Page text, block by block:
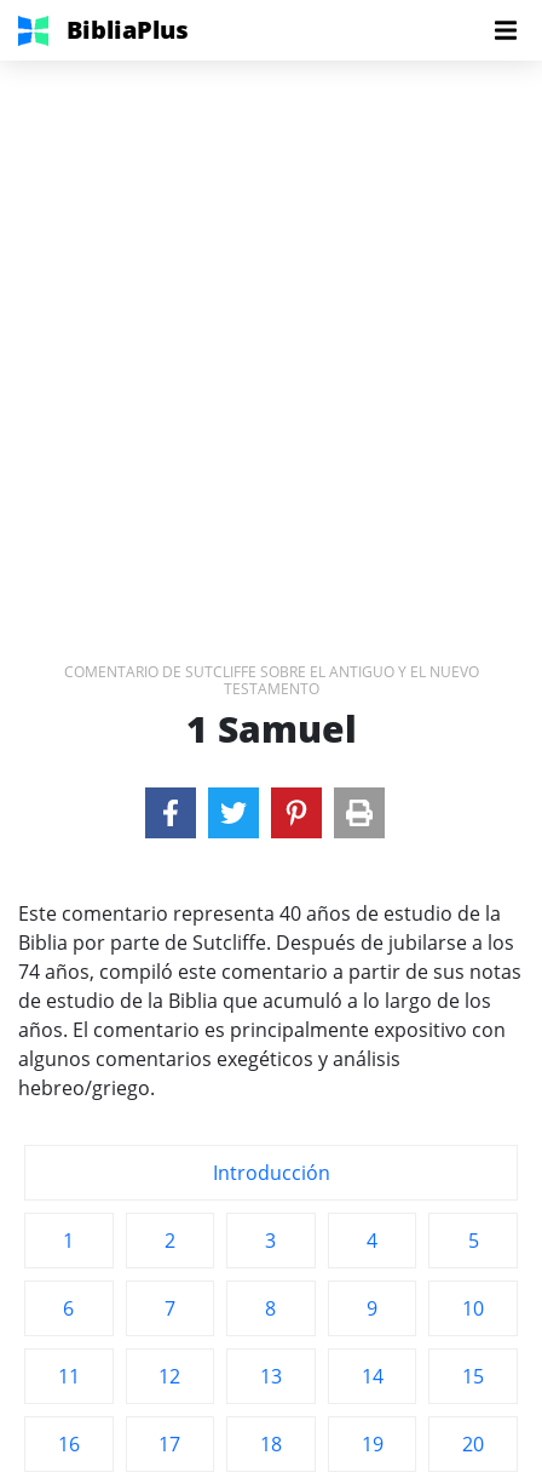
BibliaPlus
COMENTARIO DE SUTCLIFFE SOBRE EL ANTIGUO Y EL NUEVO
TESTAMENTO
1 Samuel
Este comentario representa 40 años de estudio de la
Biblia por parte de Sutcliffe. Después de jubilarse a los
74 años, compiló este comentario a partir de sus notas
de estudio de la Biblia que acumuló a lo largo de los
años. El comentario es principalmente expositivo con
algunos comentarios exegéticos y análisis
hebreo/griego.
Introducción
1 2 3 4 5
6 7 8 9 10
11 12 13 14 15
16 17 18 19 20